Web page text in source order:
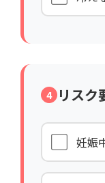
4 リスク
妊娠